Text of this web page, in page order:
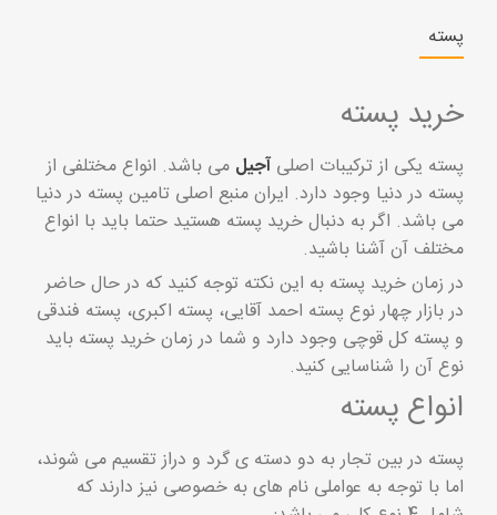
پسته
خرید پسته
پسته یکی از ترکیبات اصلی آجیل می باشد. انواع مختلفی از
پسته در دنیا وجود دارد. ایران منبع اصلی تامین پسته در دنیا
می باشد. اگر به دنبال خرید پسته هستید حتما باید با انواع
مختلف آن آشنا باشید.
در زمان خرید پسته به این نکته توجه کنید که در حال حاضر
در بازار چهار نوع پسته احمد آقایی، پسته اکبری، پسته فندقی
و پسته کل قوچی وجود دارد و شما در زمان خرید پسته باید
نوع آن را شناسایی کنید.
انواع پسته
پسته در بین تجار به دو دسته ی گرد و دراز تقسیم می شوند،
اما با توجه به عواملی نام های به خصوصی نیز دارند که